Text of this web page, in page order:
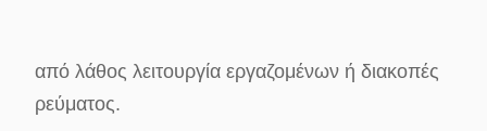
από λάθος λειτουργία εργαζομένων ή διακοπές
ρεύματος.